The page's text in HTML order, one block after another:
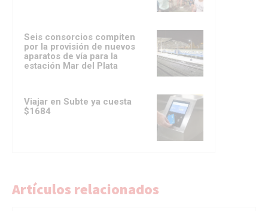
Seis consorcios compiten
por la provisión de nuevos
aparatos de vía para la
estación Mar del Plata
Viajar en Subte ya cuesta
$1684
Artículos relacionados